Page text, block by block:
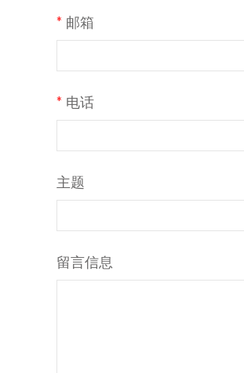
* 邮箱
* 电话
主题
留言信息